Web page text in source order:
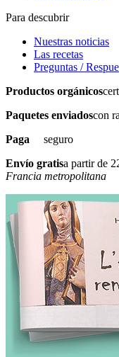
Para descubrir
Nuestras noticias
Las recetas
Preguntas /
Productos orgánicos
Paquetes enviadoscon
Paga seguro
Envío gratisa partir de
Francia metropolitana